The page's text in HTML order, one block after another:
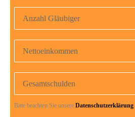
Anzahl Gläubiger
Nettoeinkommen
Gesamtschulden
Bitte beachten Sie unsere Datenschutzerklärung.